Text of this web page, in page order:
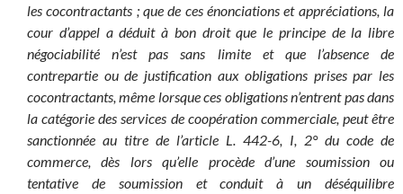
les cocontractants ; que de ces énonciations et appréciations, la
cour d’appel a déduit à bon droit que le principe de la libre
négociabilité n’est pas sans limite et que l’absence de
contrepartie ou de justification aux obligations prises par les
cocontractants, même lorsque ces obligations n’entrent pas dans
la catégorie des services de coopération commerciale, peut être
sanctionnée au titre de l’article L. 442-6, I, 2° du code de
commerce, dès lors qu’elle procède d’une soumission ou
tentative de soumission et conduit à un déséquilibre